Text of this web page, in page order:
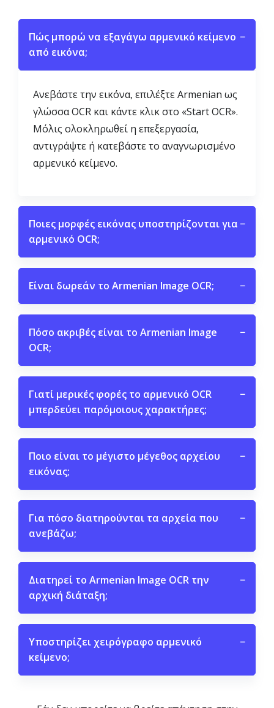
Πώς μπορώ να εξαγάγω αρμενικό κείμενο
από εικόνα;
−
Ανεβάστε την εικόνα, επιλέξτε Armenian ως
γλώσσα OCR και κάντε κλικ στο «Start OCR».
Μόλις ολοκληρωθεί η επεξεργασία,
αντιγράψτε ή κατεβάστε το αναγνωρισμένο
αρμενικό κείμενο.
Ποιες μορφές εικόνας υποστηρίζονται για
αρμενικό OCR;
−
Είναι δωρεάν το Armenian Image OCR; −
Πόσο ακριβές είναι το Armenian Image
OCR;
−
Γιατί μερικές φορές το αρμενικό OCR
μπερδεύει παρόμοιους χαρακτήρες;
−
Ποιο είναι το μέγιστο μέγεθος αρχείου
εικόνας;
−
Για πόσο διατηρούνται τα αρχεία που
ανεβάζω;
−
Διατηρεί το Armenian Image OCR την
αρχική διάταξη;
−
Υποστηρίζει χειρόγραφο αρμενικό
κείμενο;
−